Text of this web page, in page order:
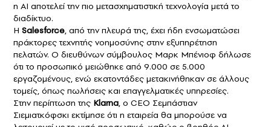
η AI αποτελεί την πιο μετασχηματιστική τεχνολογία μετά το
διαδίκτυο.
Η Salesforce, από την πλευρά της, έχει ήδη ενσωματώσει
πράκτορες τεχνητής νοημοσύνης στην εξυπηρέτηση
πελατών. Ο διευθύνων σύμβουλος Μαρκ Μπένιοφ δήλωσε
ότι το προσωπικό μειώθηκε από 9.000 σε 5.000
εργαζομένους, ενώ εκατοντάδες μετακινήθηκαν σε άλλους
τομείς, όπως πωλήσεις και επαγγελματικές υπηρεσίες.
Στην περίπτωση της Klarna, ο CEO Σεμπάστιαν
Σιεμιατκόφσκι εκτίμησε ότι η εταιρεία θα μπορούσε να